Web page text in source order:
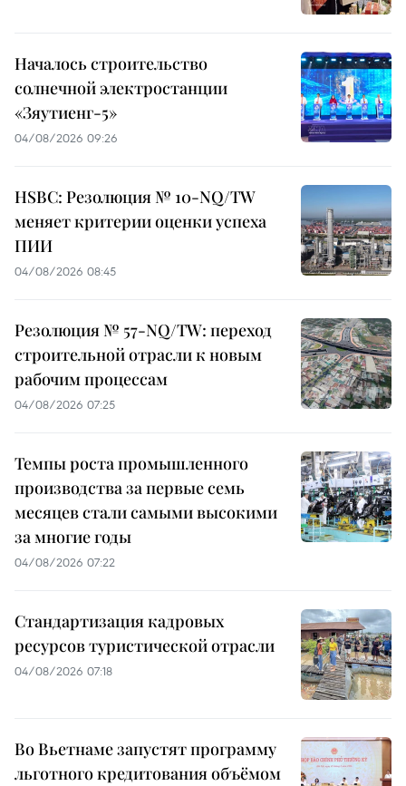
Началось строительство
солнечной электростанции
«Зяутиенг-5»
04/08/2026 09:26
HSBC: Резолюция № 10-NQ/TW
меняет критерии оценки успеха
ПИИ
04/08/2026 08:45
Резолюция № 57-NQ/TW: переход
строительной отрасли к новым
рабочим процессам
04/08/2026 07:25
Темпы роста промышленного
производства за первые семь
месяцев стали самыми высокими
за многие годы
04/08/2026 07:22
Стандартизация кадровых
ресурсов туристической отрасли
04/08/2026 07:18
Во Вьетнаме запустят программу
льготного кредитования объёмом